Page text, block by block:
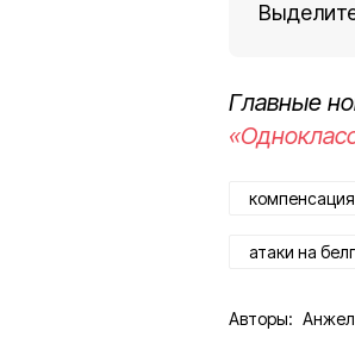
Главные
компенсация
атаки на
Авторы: